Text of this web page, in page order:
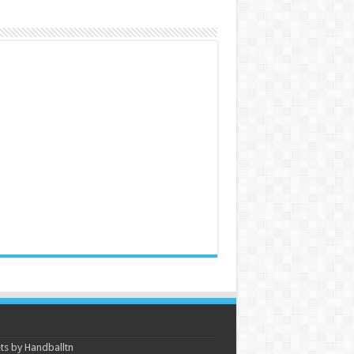
by Handballtn